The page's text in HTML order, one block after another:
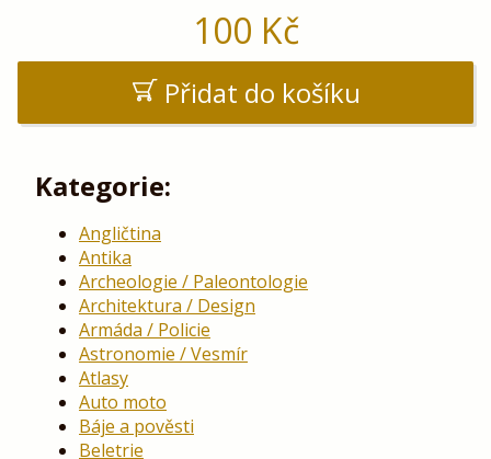
100 Kč
Přidat do košíku
Kategorie:
Angličtina
Antika
Archeologie / Paleontologie
Architektura / Design
Armáda / Policie
Astronomie / Vesmír
Atlasy
Auto moto
Báje a pověsti
Beletrie